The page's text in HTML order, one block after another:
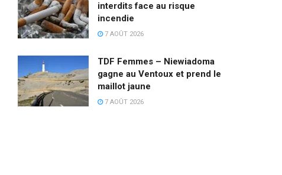
interdits face au risque
incendie
7 AOÛT 2026
TDF Femmes – Niewiadoma
gagne au Ventoux et prend le
maillot jaune
7 AOÛT 2026